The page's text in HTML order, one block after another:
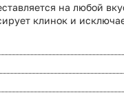
на любой
клинок и